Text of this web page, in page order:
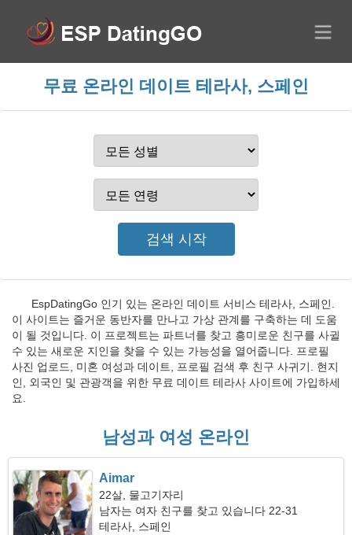
무료 온라인 데이트 테라사, 스페인
EspDatingGo 인기 있는 온라인 데이트 서비스 테라사, 스페인.
이 사이트는 즐거운 동반자를 만나고 가상 관계를 구축하는 데 도움
이 될 것입니다. 이 프로젝트는 파트너를 찾고 흥미로운 친구를 사귈
수 있는 새로운 지인을 찾을 수 있는 가능성을 열어줍니다. 프로필
사진 업로드, 미혼 여성과 데이트, 프로필 검색 후 친구 사귀기. 현지
인, 외국인 및 관광객을 위한 무료 데이트 테라사 사이트에 가입하세
요.
남성과 여성 온라인
Aimar
22살, 물고기자리
남자는 여자 친구를 찾고 있습니다 22-31
테라사, 스페인